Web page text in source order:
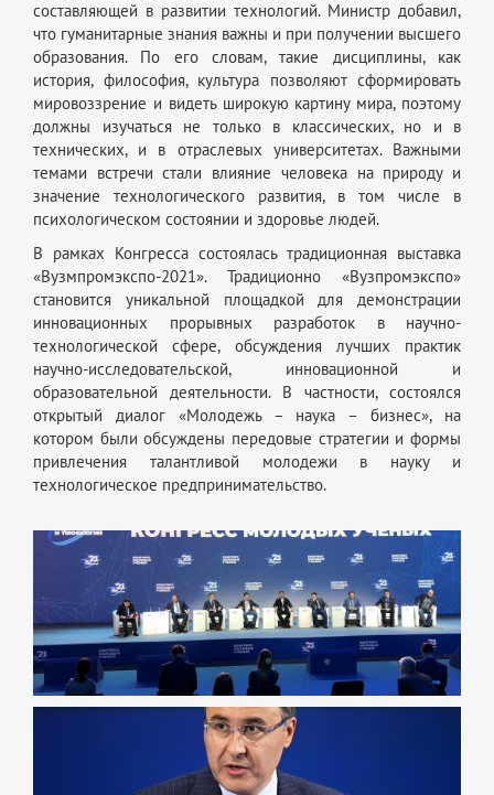
составляющей в развитии технологий. Министр добавил,
что гуманитарные знания важны и при получении высшего
образования. По его словам, такие дисциплины, как
история, философия, культура позволяют сформировать
мировоззрение и видеть широкую картину мира, поэтому
должны изучаться не только в классических, но и в
технических, и в отраслевых университетах. Важными
темами встречи стали влияние человека на природу и
значение технологического развития, в том числе в
психологическом состоянии и здоровье людей.
В рамках Конгресса состоялась традиционная выставка
«Вузмпромэкспо-2021». Традиционно «Вузпромэкспо»
становится уникальной площадкой для демонстрации
инновационных прорывных разработок в научно-
технологической сфере, обсуждения лучших практик
научно-исследовательской, инновационной и
образовательной деятельности. В частности, состоялся
открытый диалог «Молодежь – наука – бизнес», на
котором были обсуждены передовые стратегии и формы
привлечения талантливой молодежи в науку и
технологическое предпринимательство.